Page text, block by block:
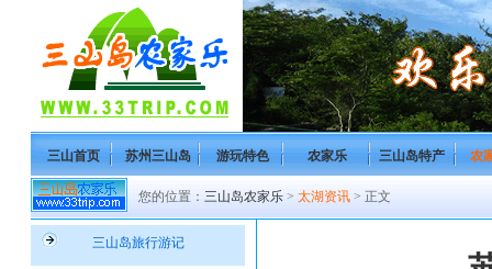
三山首页 苏州三山岛 游玩特色 农家乐 三山岛特产 农
您的位置： 三山岛农家乐 > 太湖资讯 > 正文
三山岛旅行游记